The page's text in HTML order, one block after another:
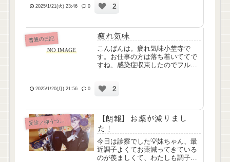
じで謎っすね←)ステリーで応急処
2025/1/21(火) 23:46 0 2
普通の日記 疲れ気味
こんばんは。疲れ気味小埜寺で
す。お仕事の方は落ち着いててで
すね、感染症収束したのでフル
ったよ～(；∇；)じゃなんで疲れ気
2025/1/20(月) 21:56 0 2
受診／抑うつ／自傷 など
【朗報】お薬が減りまし
た！
今日は診察でした💡妹ちゃん、最
近調子よくてお薬減ってきている
のが羨ましくて、わたしも調子は